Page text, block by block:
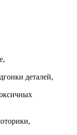
деталей,